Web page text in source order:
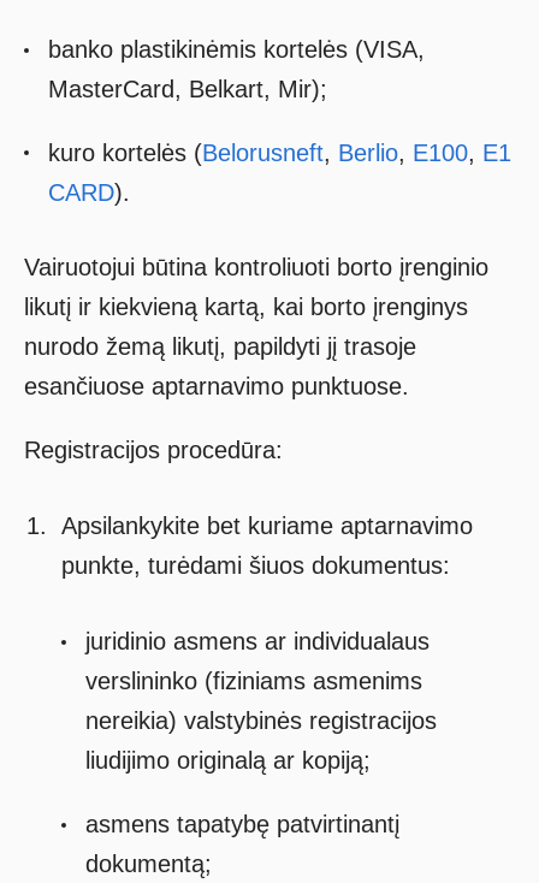
banko plastikinėmis kortelės (VISA,
MasterCard, Belkart, Mir);
kuro kortelės (Belorusneft, Berlio, E100, E1
CARD).
Vairuotojui būtina kontroliuoti borto įrenginio
likutį ir kiekvieną kartą, kai borto įrenginys
nurodo žemą likutį, papildyti jį trasoje
esančiuose aptarnavimo punktuose.
Registracijos procedūra:
Apsilankykite bet kuriame aptarnavimo
punkte, turėdami šiuos dokumentus:
juridinio asmens ar individualaus
verslininko (fiziniams asmenims
nereikia) valstybinės registracijos
liudijimo originalą ar kopiją;
asmens tapatybę patvirtinantį
dokumentą;